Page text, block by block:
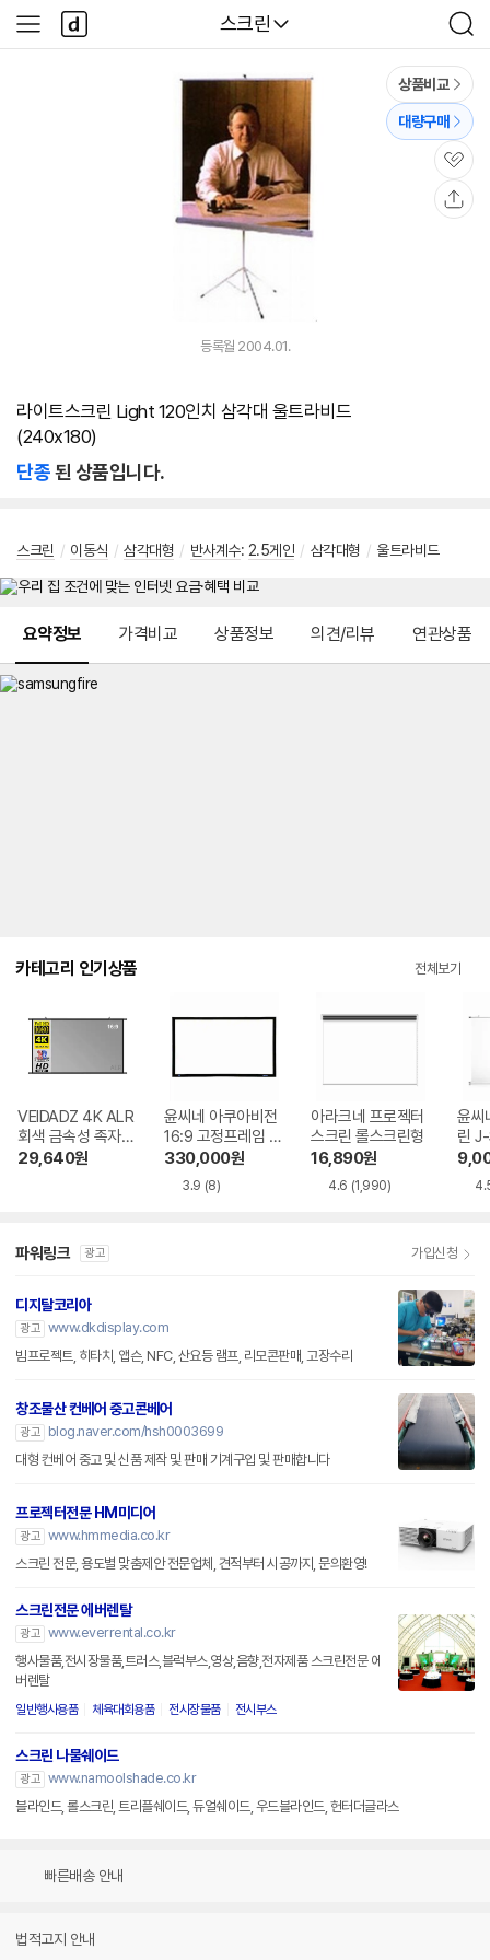
다나와
스크린
검
색
사
이
다
나
와
상품비교
대량구매
관
심
등록월 2004.01.
라이트스크린 Light 120인치 삼각대 울트라비드
(240x180)
단종된 상품입니다.
스크린 / 이동식 / 삼각대형 / 반사계수: 2.5게인 / 삼각대형 / 울트라비드
요약정보 가격비교 상품정보 의견/리뷰 연관상품
카테고리 인기상품 전체보기
VEIDADZ 4K ALR
회색 금속성 족자형
빔프로젝터 스크린
29,640원
윤씨네 아쿠아비전
16:9 고정프레임 스
크린 SA-FH 시리
즈 시네비젼원단
330,000원
3.9 (8)
아라크네 프로젝터
스크린 롤스크린형
16,890원
4.6 (1,990)
윤씨
린
파워링크 광고 가입신청
디지탈코리아
광고 www.dkdisplay.com
빔프로젝트, 히타치, 앱슨, NFC, 산요등 램프, 리모콘판매, 고장수리
창조물산 컨베어 중고콘베어
광고
blog.naver.com/hsh0003699
대형 컨베어 중고 및 신품 제작 및 판매 기계구입 및 판매합니다
프로젝터전문 HM미디어
광고 www.hmmedia.co.kr
스크린 전문, 용도별 맞춤제안 전문업체, 견적부터 시공까지, 문의환영!
스크린전문 에버렌탈
광고 www.everrental.co.kr
행사물품,전시장물품,트러스,블럭부스,영상,음향,전자제품 스크린전문 에
버렌탈
일반행사용품 체육대회용품 전시장물품 전시부스
스크린 나물쉐이드
광고 www.namoolshade.co.kr
블라인드, 롤스크린, 트리플쉐이드, 듀얼쉐이드, 우드블라인드, 헌터더글라스
빠른배송 안내
법적고지 안내